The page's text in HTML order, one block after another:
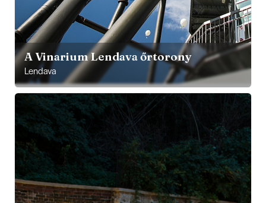
A Vinarium Lendava őrtorony
Lendava